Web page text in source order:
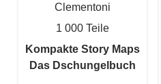
Clementoni
1 000 Teile
Kompakte Story Maps
Das Dschungelbuch